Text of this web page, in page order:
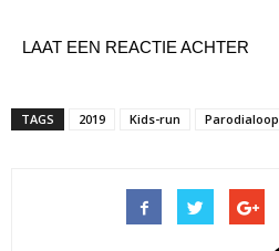
LAAT EEN REACTIE ACHTER
TAGS 2019 Kids-run Parodialoop